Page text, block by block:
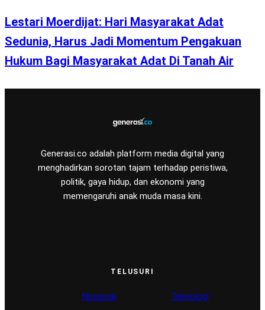
Lestari Moerdijat: Hari Masyarakat Adat
Sedunia, Harus Jadi Momentum Pengakuan
Hukum Bagi Masyarakat Adat Di Tanah Air
Generasi.co adalah platform media digital yang
menghadirkan sorotan tajam terhadap peristiwa,
politik, gaya hidup, dan ekonomi yang
memengaruhi anak muda masa kini.
TELUSURI
Nasional
Teknologi